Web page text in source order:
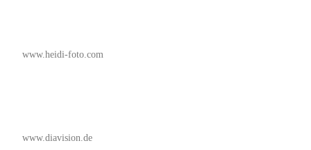
www.heidi-foto.com
www.diavision.de